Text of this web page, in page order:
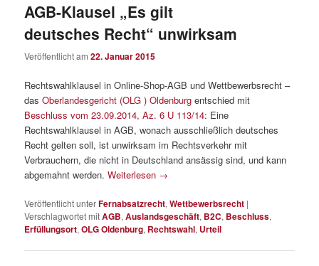
AGB-Klausel „Es gilt
deutsches Recht“ unwirksam
Veröffentlicht am22. Januar 2015
Rechtswahlklausel in Online-Shop-AGB und Wettbewerbsrecht –
dasOberlandesgericht (OLG ) Oldenburg entschied mit
Beschluss vom 23.09.2014, Az. 6 U 113/14: Eine
Rechtswahlklausel in AGB, wonach ausschließlich deutsches
Recht gelten soll, ist unwirksam im Rechtsverkehr mit
Verbrauchern, die nicht in Deutschland ansässig sind, und kann
abgemahnt werden.Weiterlesen →
Veröffentlicht unterFernabsatzrecht,Wettbewerbsrecht |
Verschlagwortet mitAGB,Auslandsgeschäft, B2C, Beschluss,
Erfüllungsort,OLG Oldenburg, Rechtswahl, Urteil